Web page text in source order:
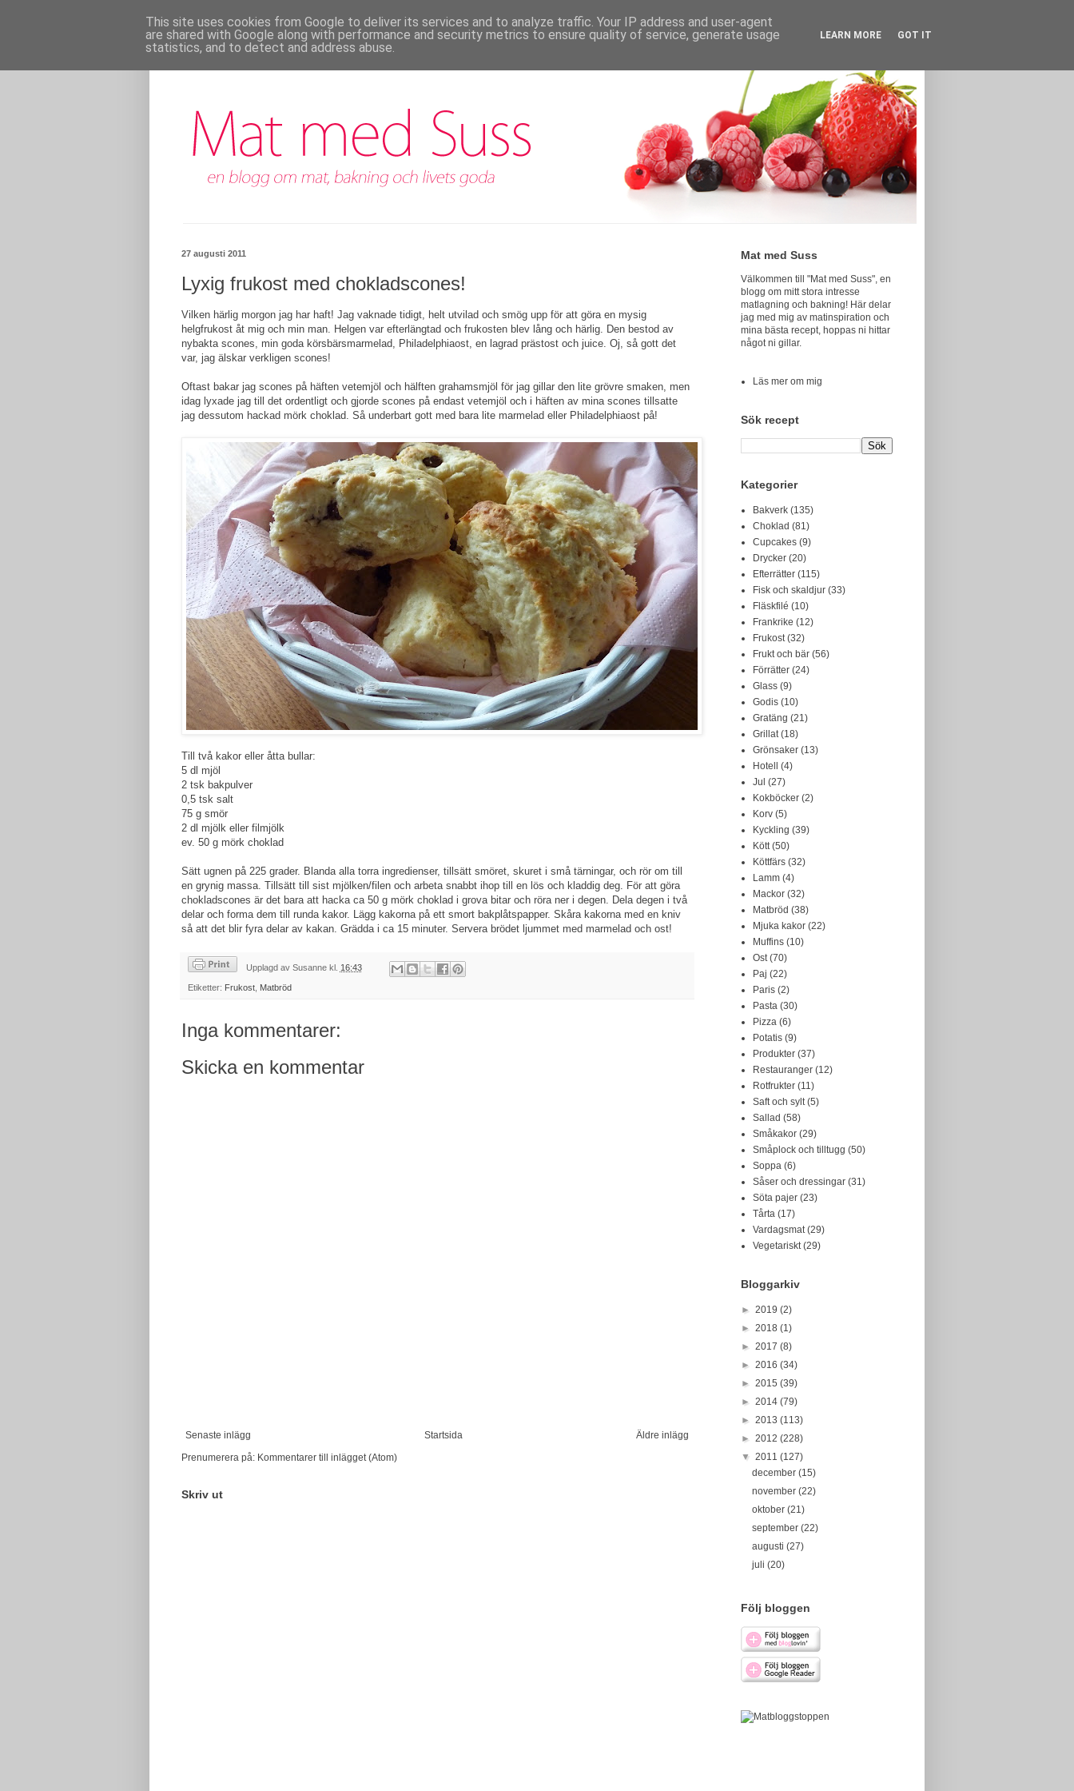
27 augusti 2011
Lyxig frukost med chokladscones!
Vilken härlig morgon jag har haft! Jag vaknade tidigt, helt utvilad och smög upp för att göra en mysig
helgfrukost åt mig och min man. Helgen var efterlängtad och frukosten blev lång och härlig. Den bestod av
nybakta scones, min goda körsbärsmarmelad, Philadelphiaost, en lagrad prästost och juice. Oj, så gott det
var, jag älskar verkligen scones!
Oftast bakar jag scones på häften vetemjöl och hälften grahamsmjöl för jag gillar den lite grövre smaken, men
idag lyxade jag till det ordentligt och gjorde scones på endast vetemjöl och i häften av mina scones tillsatte
jag dessutom hackad mörk choklad. Så underbart gott med bara lite marmelad eller Philadelphiaost på!
Till två kakor eller åtta bullar:
5 dl mjöl
2 tsk bakpulver
0,5 tsk salt
75 g smör
2 dl mjölk eller filmjölk
ev. 50 g mörk choklad
Sätt ugnen på 225 grader. Blanda alla torra ingredienser, tillsätt smöret, skuret i små tärningar, och rör om till
en grynig massa. Tillsätt till sist mjölken/filen och arbeta snabbt ihop till en lös och kladdig deg. För att göra
chokladscones är det bara att hacka ca 50 g mörk choklad i grova bitar och röra ner i degen. Dela degen i två
delar och forma dem till runda kakor. Lägg kakorna på ett smort bakplåtspapper. Skåra kakorna med en kniv
så att det blir fyra delar av kakan. Grädda i ca 15 minuter. Servera brödet ljummet med marmelad och ost!
Upplagd av Susanne kl. 16:43
Etiketter: Frukost Matbröd
Inga kommentarer:
Skicka en kommentar
Senaste inlägg Äldre inlägg
Startsida
Prenumerera på: Kommentarer till inlägget (Atom)
Skriv ut
Mat med Suss
Välkommen till "Mat med Suss", en
blogg om mitt stora intresse
matlagning och bakning! Här delar
jag med mig av matinspiration och
mina bästa recept, hoppas ni hittar
något ni gillar.
Läs mer om mig
Sök recept
Kategorier
Bakverk (135)
Choklad (81)
Cupcakes (9)
Drycker (20)
Efterrätter (115)
Fisk och skaldjur (33)
Fläskfilé (10)
Frankrike (12)
Frukost (32)
Frukt och bär (56)
Förrätter (24)
Glass (9)
Godis (10)
Gratäng (21)
Grillat (18)
Grönsaker (13)
Hotell
(4)
Jul (27)
Kokböcker (2)
Korv (5)
Kyckling (39)
Kött (50)
Köttfärs (32)
Lamm (4)
Mackor (32)
Matbröd (38)
Mjuka kakor (22)
Muffins (10)
Ost (70)
Paj (22)
Paris (2)
Pasta (30)
Pizza (6)
Potatis (9)
Produkter (37)
Restauranger (12)
Rotfrukter (11)
Saft och sylt (5)
Sallad (58)
Småkakor (29)
Småplock och tilltugg (50)
Soppa (6)
Såser och dressingar (31)
Söta pajer (23)
Tårta (17)
Vardagsmat (29)
Vegetariskt (29)
Bloggarkiv
► 2019 (2)
► 2018 (1)
► 2017 (8)
► 2016 (34)
► 2015 (39)
► 2014 (79)
► 2013 (113)
► 2012 (228)
▼ 2011 (127)
december(15)
november(22)
oktober(21)
september(22)
augusti(27)
juli(20)
Följ bloggen
This site uses cookies from Google to deliver its services and to analyze traffic. Your IP address and user-agent
are shared with Google along with performance and security metrics to ensure quality of service, generate usage
statistics, and to detect and address abuse.
LEARN MORE GOT IT